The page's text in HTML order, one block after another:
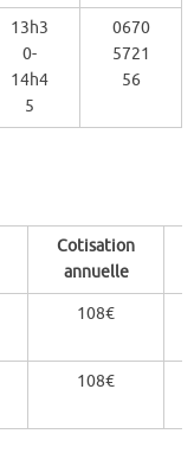
13h3
0-
14h4
5
0670
5721
56
Cotisation
annuelle
108€
108€